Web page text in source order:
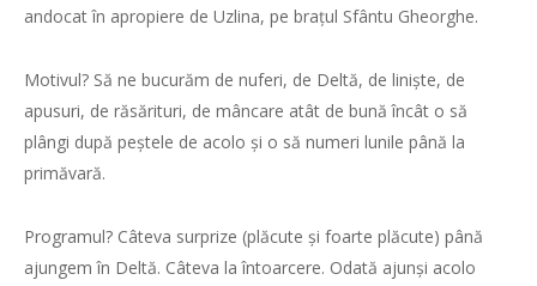
andocat în apropiere de Uzlina, pe brațul Sfântu Gheorghe.
Motivul? Să ne bucurăm de nuferi, de Deltă, de liniște, de
apusuri, de răsărituri, de mâncare atât de bună încât o să
plângi după peștele de acolo și o să numeri lunile până la
primăvară.
Programul? Câteva surprize (plăcute și foarte plăcute) până
ajungem în Deltă. Câteva la întoarcere. Odată ajunși acolo